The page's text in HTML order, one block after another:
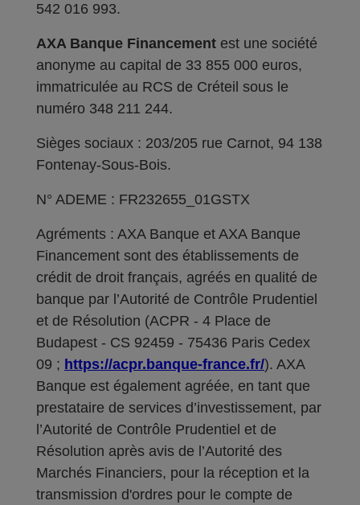
542 016 993.
AXA Banque Financement est une société
anonyme au capital de 33 855 000 euros,
immatriculée au RCS de Créteil sous le
numéro 348 211 244.
Sièges sociaux : 203/205 rue Carnot, 94 138
Fontenay-Sous-Bois.
N° ADEME : FR232655_01GSTX
Agréments : AXA Banque et AXA Banque
Financement sont des établissements de
crédit de droit français, agréés en qualité de
banque par l’Autorité de Contrôle Prudentiel
et de Résolution (ACPR - 4 Place de
Budapest - CS 92459 - 75436 Paris Cedex
09 ; https://acpr.banque-france.fr/). AXA
Banque est également agréée, en tant que
prestataire de services d’investissement, par
l’Autorité de Contrôle Prudentiel et de
Résolution après avis de l’Autorité des
Marchés Financiers, pour la réception et la
transmission d'ordres pour le compte de